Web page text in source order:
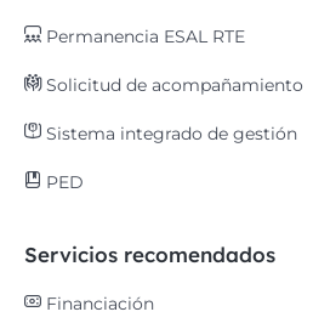
Permanencia ESAL RTE
Solicitud de acompañamiento
Sistema integrado de gestión
PED
Servicios recomendados
Financiación